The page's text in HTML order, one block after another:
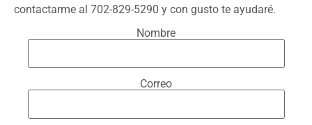
contactarme al 702-829-5290 y con gusto te ayudaré.
Nombre
Correo